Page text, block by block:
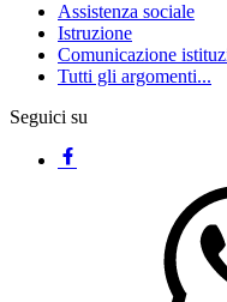
Assistenza sociale
Istruzione
Comunicazione
Tutti gli argomenti...
Seguici su